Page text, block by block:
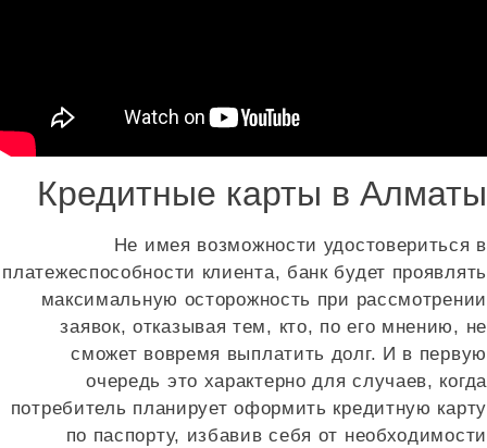
Кредитные карты в Алматы
Не имея возможности удостовериться в
платежеспособности клиента, банк будет проявлять
максимальную осторожность при рассмотрении
заявок, отказывая тем, кто, по его мнению, не
сможет вовремя выплатить долг. И в первую
очередь это характерно для случаев, когда
потребитель планирует оформить кредитную карту
по паспорту, избавив себя от необходимости